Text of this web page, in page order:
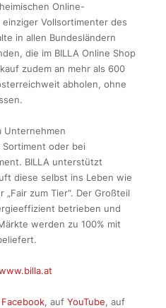
Online-
Vollsortimenter des
in allen Bundesländern
die im BILLA Online Shop
zudem an mehr als 600
abholen, ohne
Unternehmen
oder bei
BILLA unterstützt
diese selbst ins Leben wie
„Fair zum Tier“. Der Großteil
betrieben und
werden zu 100% mit
Facebook, auf YouTube, auf